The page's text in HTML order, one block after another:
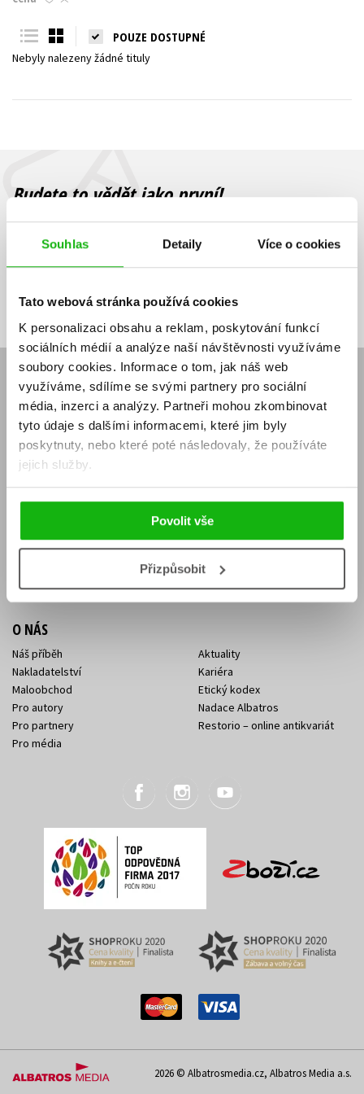
Souhlas Detaily Více o cookies
Tato webová stránka používá cookies
K personalizaci obsahu a reklam, poskytování funkcí
sociálních médií a analýze naší návštěvnosti využíváme
soubory cookies. Informace o tom, jak náš web
využíváme, sdílíme se svými partnery pro sociální
média, inzerci a analýzy. Partneři mohou zkombinovat
tyto údaje s dalšími informacemi, které jim byly
poskytnuty, nebo které poté následovaly, že používáte
jejich služby.
Povolit vše
Přizpůsobit
Young adult (SK)
Všechny tituly
POUZE DOSTUPNÉ
Nebyly nalezeny žádné tituly
Budete to vědět jako první!
Zajímá Vás, jaký knižní hit právě vychází, na jaké zboží je výhodná
sleva, jaká běží soutěž o ceny? Přihlášením k odběru našich e-
souhlasíte se zpracováním osobních údajů
mailová
adresa
mailová
adresa
Vaše e-mailová adresa Přihlásit se
E-SHOP
Aktuality
Naši autoři
Obchodní podmínky
Jak nakoupit
Knižní novinky
Dárkové poukazy
Affiliate program
KONTAKTY
Sídlo společnosti
Kontakty Albatros Media
O NÁS
Náš příběh
Nakladatelství
Maloobchod
Pro autory
Pro partnery
Pro média
Aktuality
Kariéra
Etický kodex
Nadace Albatros
Restorio – online antikvariát
2026 © Albatrosmedia.cz, Albatros Media a.s.